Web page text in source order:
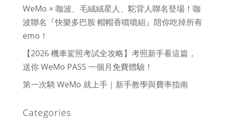
WeMo × 咖波、毛絨絨星人、駝背人聯名登場！咖
波聯名『快樂多巴胺 帽帽香噴噴組』陪你吃掉所有
emo！
【2026 機車駕照考試全攻略】考照新手看這篇，
送你 WeMo PASS 一個月免費體驗！
第一次騎 WeMo 就上手｜新手教學與費率指南
Categories